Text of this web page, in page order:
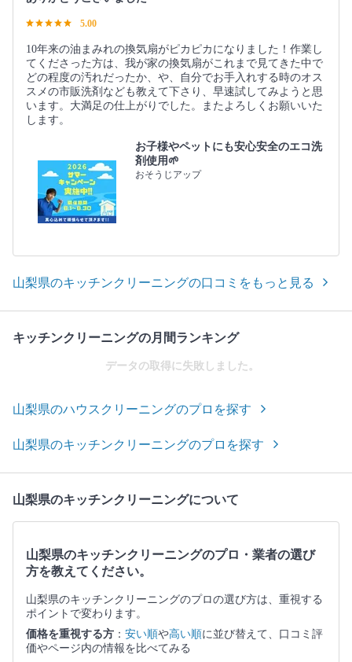
5.00
10年来の油まみれの換気扇がピカピカになりました！作業し
てくださった方は、我が家の換気扇がこれまで見てきた中で
どの程度の汚れだったか、や、自分でお手入れする時のオス
スメの市販洗剤なども教えて下さり、早速試してみようと思
います。大満足の仕上がりでした。またよろしくお願いいた
します。
お子様やペットにも安心安全のエコ洗
剤使用🌱
おそうじアップ
山梨県のキッチンクリーニングの口コミをもっと見る
キッチンクリーニングの月間ランキング
データの取得に失敗しました。
山梨県のハウスクリーニングのプロを探す
山梨県のキッチンクリーニングのプロを探す
山梨県のキッチンクリーニングについて
山梨県のキッチンクリーニングのプロ・業者の選び
方を教えてください。
山梨県のキッチンクリーニングのプロの選び方は、重視する
ポイントで変わります。
価格を重視する方 ： 安い順や高い順に並び替えて、口コミ評
価やページ内の情報を比べてみる